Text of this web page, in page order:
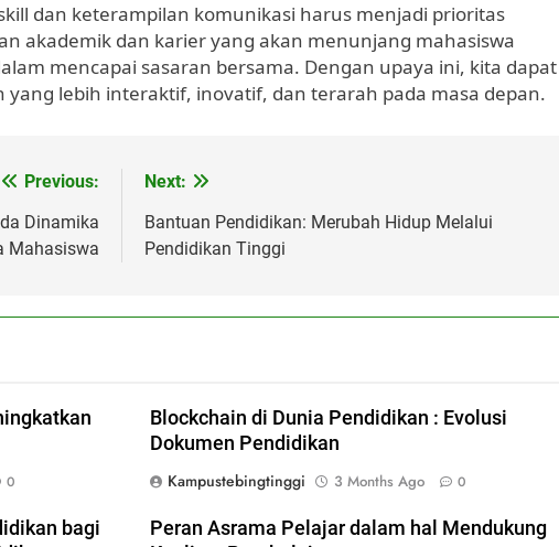
dan keterampilan komunikasi harus menjadi prioritas
akademik dan karier yang akan menunjang mahasiswa
mencapai sasaran bersama. Dengan upaya ini, kita dapat
lebih interaktif, inovatif, dan terarah pada masa depan.
Previous:
Dinamika
Mahasiswa
Next:
Bantuan Pendidikan: Merubah Hidup Melalui
Pendidikan Tinggi
0
Blockchain di Dunia Pendidikan : Evolusi
Dokumen Pendidikan
Kampustebingtinggi
3 Months Ago 0
bagi
Peran Asrama Pelajar dalam hal Mendukung